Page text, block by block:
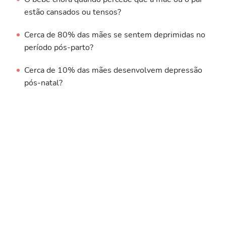
estão cansados ou tensos?
Cerca de 80% das mães se sentem deprimidas no
período pós-parto?
Cerca de 10% das mães desenvolvem depressão
pós-natal?